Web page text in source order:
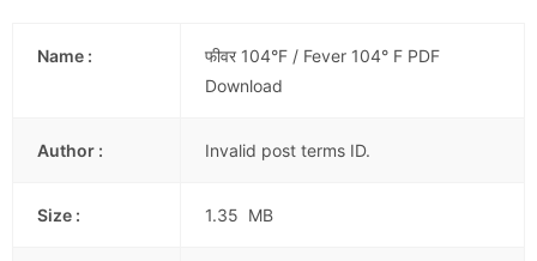
Name :
फीवर 104°F / Fever 104° F PDF
Download
Author : Invalid post terms ID.
Size : 1.35 MB